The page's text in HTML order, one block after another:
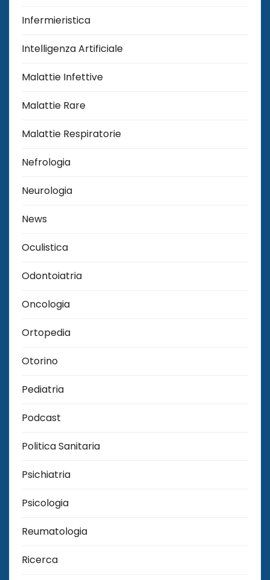
Infermieristica
Intelligenza Artificiale
Malattie Infettive
Malattie Rare
Malattie Respiratorie
Nefrologia
Neurologia
News
Oculistica
Odontoiatria
Oncologia
Ortopedia
Otorino
Pediatria
Podcast
Politica Sanitaria
Psichiatria
Psicologia
Reumatologia
Ricerca